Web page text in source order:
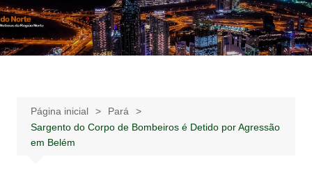
Ir
para
o
Notícias –
Publicidades –
Notícias – Publicidades – Anúncios
Página inicial
Pará
Sargento do Corpo de Bombeiros é Detido por Agressão
em Belém